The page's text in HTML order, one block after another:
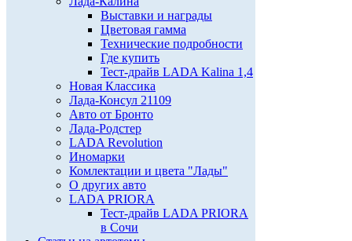
Выставки и награды
Цветовая гамма
Технические подробности
Где купить
Тест-драйв LADA Kalina 1,4
Новая Классика
Лада-Консул 21109
Авто от Бронто
Лада-Родстер
LADA Revolution
Иномарки
Комлектации и цвета "Лады"
О других авто
LADA PRIORA
Тест-драйв LADA PRIORA
в Сочи